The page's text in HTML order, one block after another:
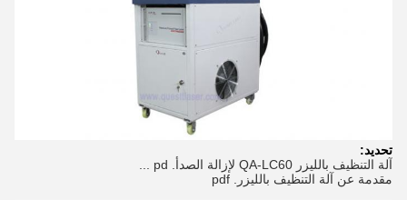
تحديد:
آلة التنظيف بالليزر QA-LC60 لإزالة الصدأ. pd ...
مقدمة عن آلة التنظيف بالليزر. pdf